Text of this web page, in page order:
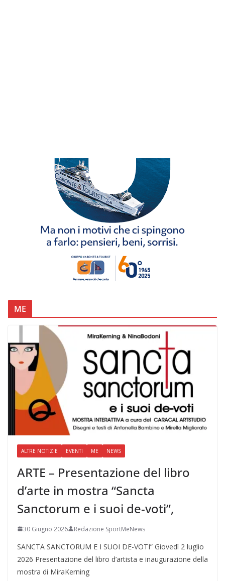
ME
ALTRE NOTIZIE EVENTI ME NEWS
ARTE – Presentazione del libro
d’arte in mostra “Sancta
Sanctorum e i suoi de-voti”,
30 Giugno 2026 Redazione SportMeNews
SANCTA SANCTORUM E I SUOI DE-VOTI” Giovedì 2 luglio
2026 Presentazione del libro d’artista e inaugurazione della
mostra di MiraKerning